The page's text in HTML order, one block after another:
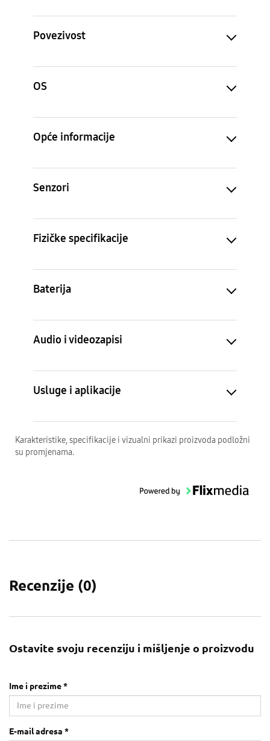
Povezivost
OS
Opće informacije
Senzori
Fizičke specifikacije
Baterija
Audio i videozapisi
Usluge i aplikacije
Karakteristike, specifikacije i vizualni prikazi proizvoda podložni
su promjenama.
Recenzije (0)
Ostavite svoju recenziju i mišljenje o proizvodu
Ime i prezime *
E-mail adresa *